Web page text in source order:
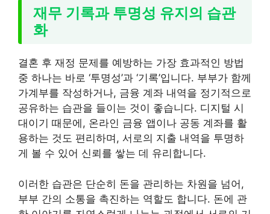
재무 기록과 투명성 유지의 습관
화
결혼 후 재정 문제를 예방하는 가장 효과적인 방법
중 하나는 바로 ‘투명성’과 ‘기록’입니다. 부부가 함께
가계부를 작성하거나, 금융 계좌 내역을 정기적으로
공유하는 습관을 들이는 것이 좋습니다. 디지털 시
대이기 때문에, 온라인 금융 앱이나 공동 계좌를 활
용하는 것도 편리하며, 서로의 지출 내역을 투명하
게 볼 수 있어 신뢰를 쌓는 데 유리합니다.
이러한 습관은 단순히 돈을 관리하는 차원을 넘어,
부부 간의 소통을 촉진하는 역할도 합니다. 돈에 관